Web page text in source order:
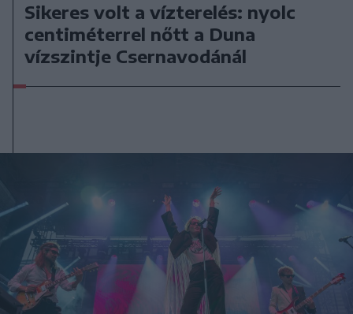
Sikeres volt a vízterelés: nyolc
centiméterrel nőtt a Duna
vízszintje Csernavodánál